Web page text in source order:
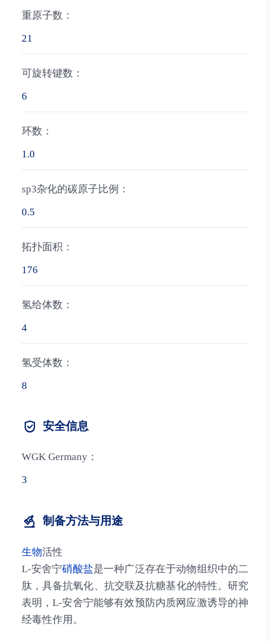
重原子数：
21
可旋转键数：
6
环数：
1.0
sp3杂化的碳原子比例：
0.5
拓扑面积：
176
氢给体数：
4
氢受体数：
8
安全信息
WGK Germany：
3
制备方法与用途
生物活性
L-安舍宁硝酸盐是一种广泛存在于动物组织中的二
肽，具备抗氧化、抗交联及抗糖基化的特性。研究
表明，L-安舍宁能够有效预防内质网应激诱导的神
经毒性作用。